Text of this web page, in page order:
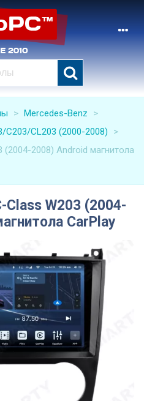
> Mercedes-Benz
>
C203/CL203 (2000-2008)
>
2008) Android магнитола
Class W203 (2004-
CarPlay